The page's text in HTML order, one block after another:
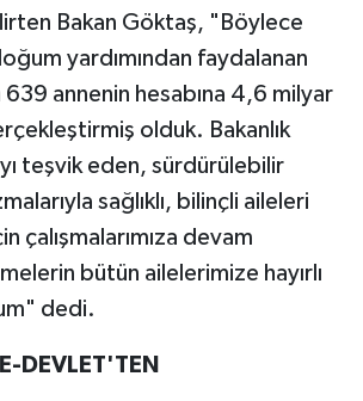
Bakan Göktaş, "Böylece
yardımından faydalanan
annenin hesabına 4,6 milyar
olduk. Bakanlık
teşvik eden, sürdürülebilir
sağlıklı, bilinçli aileleri
çalışmalarımıza devam
bütün ailelerimize hayırlı
dedi.
DEVLET'TEN